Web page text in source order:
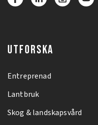
UTFORSKA
Entreprenad
Lantbruk
Skog & landskapsvård